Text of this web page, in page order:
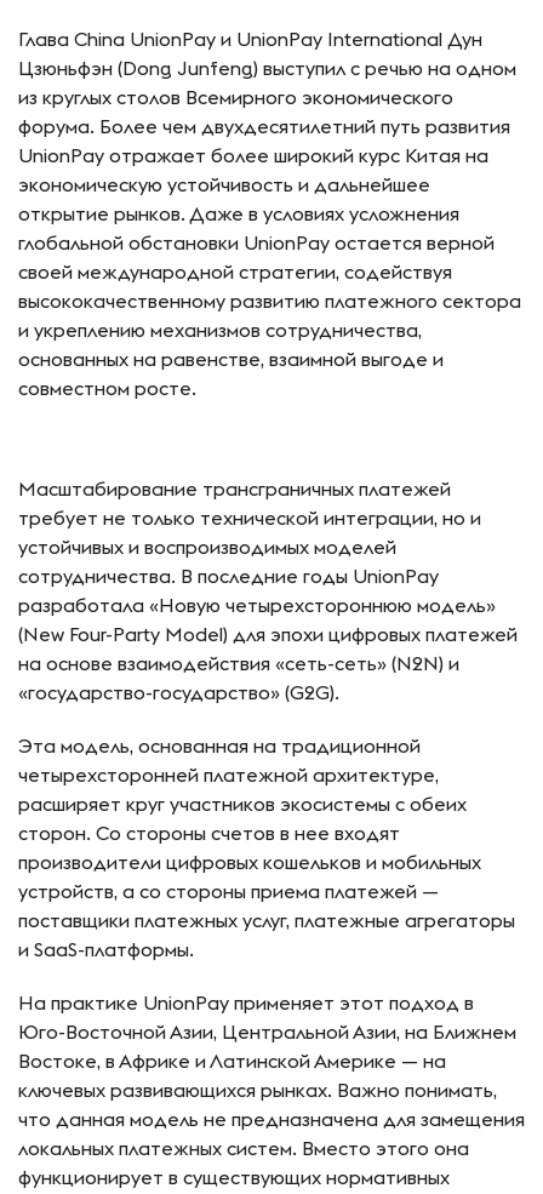
Глава China UnionPay и UnionPay International Дун
Цзюньфэн (Dong Junfeng) выступил с речью на одном
из круглых столов Всемирного экономического
форума. Более чем двухдесятилетний путь развития
UnionPay отражает более широкий курс Китая на
экономическую устойчивость и дальнейшее
открытие рынков. Даже в условиях усложнения
глобальной обстановки UnionPay остается верной
своей международной стратегии, содействуя
высококачественному развитию платежного сектора
и укреплению механизмов сотрудничества,
основанных на равенстве, взаимной выгоде и
совместном росте.
Масштабирование трансграничных платежей
требует не только технической интеграции, но и
устойчивых и воспроизводимых моделей
сотрудничества. В последние годы UnionPay
разработала «Новую четырехстороннюю модель»
(New Four-Party Model) для эпохи цифровых платежей
на основе взаимодействия «сеть-сеть» (N2N) и
«государство-государство» (G2G).
Эта модель, основанная на традиционной
четырехсторонней платежной архитектуре,
расширяет круг участников экосистемы с обеих
сторон. Со стороны счетов в нее входят
производители цифровых кошельков и мобильных
устройств, а со стороны приема платежей —
поставщики платежных услуг, платежные агрегаторы
и SaaS-платформы.
На практике UnionPay применяет этот подход в
Юго-Восточной Азии, Центральной Азии, на Ближнем
Востоке, в Африке и Латинской Америке — на
ключевых развивающихся рынках. Важно понимать,
что данная модель не предназначена для замещения
локальных платежных систем. Вместо этого она
функционирует в существующих нормативных